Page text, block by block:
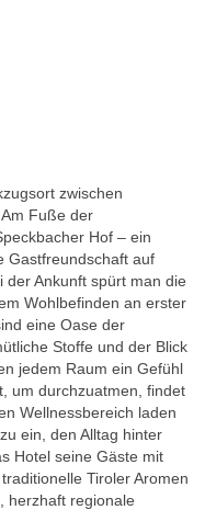
zwischen
Fuße der
Hof – ein
Gastfreundschaft auf
der Ankunft spürt man die
Wohlbefinden an erster
eine Oase der
Stoffe und der Blick
jedem Raum ein Gefühl
um durchzuatmen, findet
Wellnessbereich laden
ein, den Alltag hinter
Hotel seine Gäste mit
Tiroler Aromen
herzhaft regionale